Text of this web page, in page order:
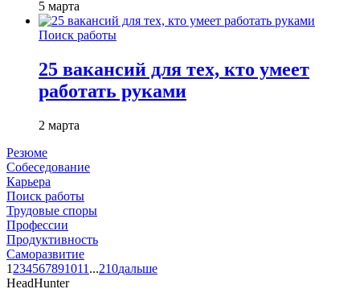
5 марта
Поиск работы
25 вакансий для тех, кто умеет
работать руками
2 марта
Резюме
Собеседование
Карьера
Поиск работы
Трудовые споры
Профессии
Продуктивность
Саморазвитие
1 234567891011 ...210дальше
HeadHunter